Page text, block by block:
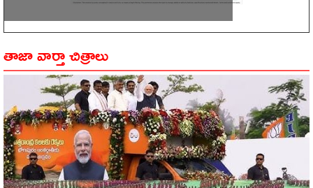
తాజా వార్తా చిత్రాలు